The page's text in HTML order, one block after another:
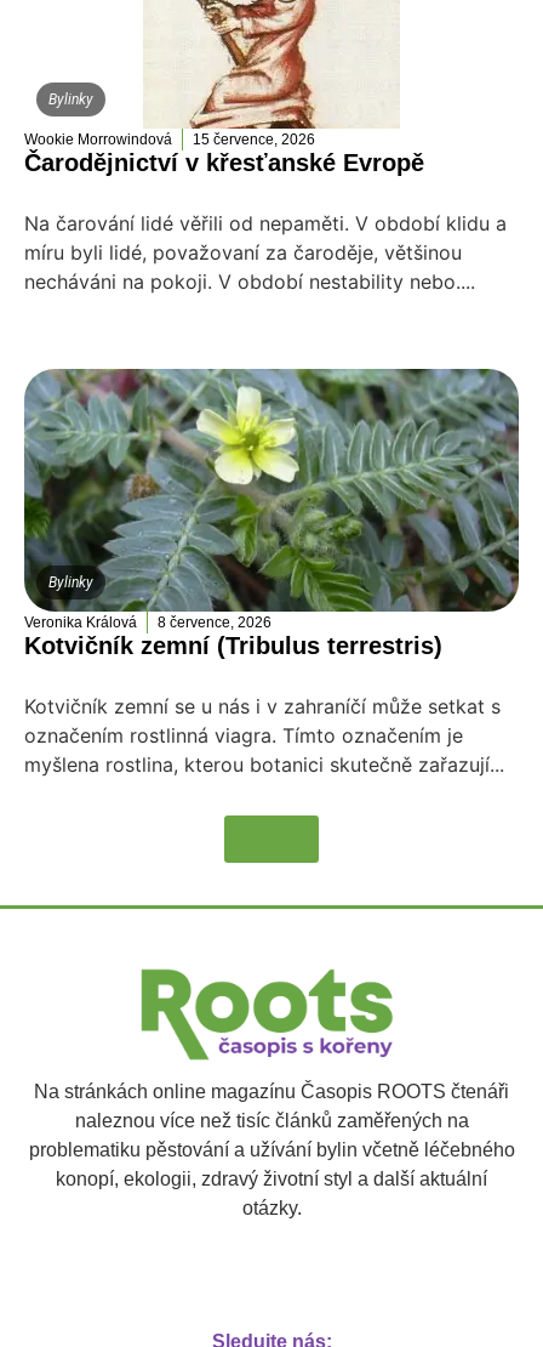
Bylinky
Wookie Morrowindová 15 července, 2026
Čarodějnictví v křesťanské Evropě
Na čarování lidé věřili od nepaměti. V období klidu a
míru byli lidé, považovaní za čaroděje, většinou
necháváni na pokoji. V období nestability nebo....
Bylinky
Veronika Králová 8 července, 2026
Kotvičník zemní (Tribulus terrestris)
Kotvičník zemní se u nás i v zahraníčí může setkat s
označením rostlinná viagra. Tímto označením je
myšlena rostlina, kterou botanici skutečně zařazují...
Na stránkách online magazínu Časopis ROOTS čtenáři
naleznou více než tisíc článků zaměřených na
problematiku pěstování a užívání bylin včetně léčebného
konopí, ekologii, zdravý životní styl a další aktuální
otázky.
Sledujte nás: